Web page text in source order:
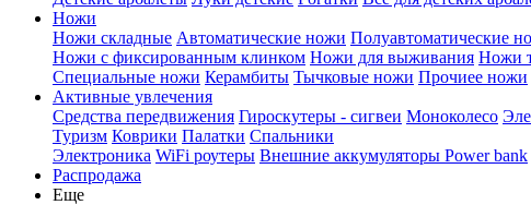
Ножи
Ножи складные Автоматические ножи Полуавтоматические
Ножи с фиксированным клинком Ножи для выживания Ножи
Специальные ножи Керамбиты Тычковые ножи Прочиее ножи
Активные увлечения
Средства передвижения Гироскутеры - сигвеи Моноколесо
Туризм Коврики Палатки Спальники
Электроника WiFi роутеры Внешние аккумуляторы Power bank
Распродажа
Еще